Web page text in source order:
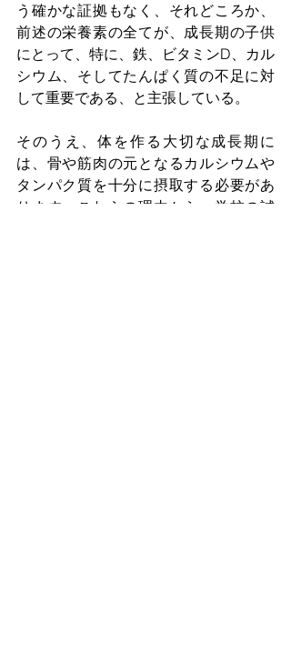
う確かな証拠もなく、それどころか、
前述の栄養素の全てが、成長期の子供
にとって、特に、鉄、ビタミンD、カル
シウム、そしてたんぱく質の不足に対
して重要である、と主張している。
そのうえ、体を作る大切な成長期に
は、骨や筋肉の元となるカルシウムや
タンパク質を十分に摂取する必要があ
ります。これらの理由から、学校の試